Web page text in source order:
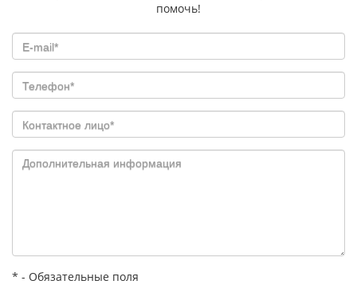
помочь!
* - Обязательные поля